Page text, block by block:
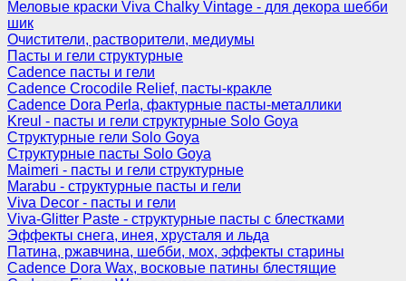
Меловые краски Viva Chalky Vintage - для декора шебби
шик
Очистители, растворители, медиумы
Пасты и гели структурные
Cadence пасты и гели
Cadence Crocodile Relief, пасты-кракле
Cadence Dora Perla, фактурные пасты-металлики
Kreul - пасты и гели структурные Solo Goya
Структурные гели Solo Goya
Структурные пасты Solo Goya
Maimeri - пасты и гели структурные
Marabu - структурные пасты и гели
Viva Decor - пасты и гели
Viva-Glitter Paste - структурные пасты с блестками
Эффекты снега, инея, хрусталя и льда
Патина, ржавчина, шебби, мох, эффекты старины
Cadence Dora Wax, восковые патины блестящие